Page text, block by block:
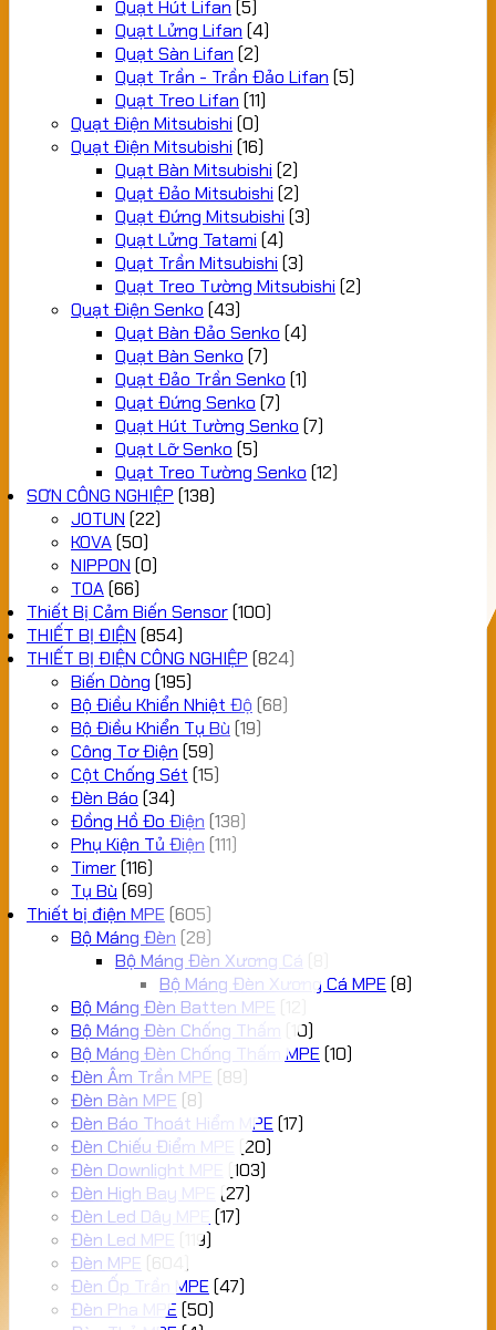
Quạt Hút Lifan (5)
Quạt Lửng Lifan (4)
Quạt Sàn Lifan (2)
Quạt Trần - Trần Đảo Lifan (5)
Quạt Treo Lifan (11)
Quạt Điện Mitsubishi (0)
Quạt Điện Mitsubishi (16)
Quạt Bàn Mitsubishi (2)
Quạt Đảo Mitsubishi (2)
Quạt Đứng Mitsubishi (3)
Quạt Lửng Tatami (4)
Quạt Trần Mitsubishi (3)
Quạt Treo Tường Mitsubishi (2)
Quạt Điện Senko (43)
Quạt Bàn Đảo Senko (4)
Quạt Bàn Senko (7)
Quạt Đảo Trần Senko (1)
Quạt Đứng Senko (7)
Quạt Hút Tường Senko (7)
Quạt Lỡ Senko (5)
Quạt Treo Tường Senko (12)
SƠN CÔNG NGHIỆP (138)
JOTUN (22)
KOVA(50)
NIPPON (0)
TOA(66)
Thiết Bị Cảm Biến Sensor(100)
THIẾT BỊ ĐIỆN (854)
THIẾT BỊ ĐIỆN CÔNG NGHIỆP (824)
Biến Dòng (195)
Bộ Điều Khiển Nhiệt Độ (68)
Bộ Điều Khiển Tụ Bù (19)
Công Tơ Điện (59)
Cột Chống Sét (15)
Đèn Báo (34)
Đồng Hồ Đo Điện (138)
Phụ Kiện Tủ Điện (111)
Timer(116)
Tụ Bù (69)
Thiết bị điện MPE (605)
Bộ Máng Đèn (28)
Bộ Máng Đèn Xương Cá
Bộ Máng Đèn Xương Cá MPE (8)
Bộ Máng Đèn Batten MPE
Bộ Máng Đèn Chống Thấm
(10)
Bộ Máng Đèn Chống Thấm MPE (10)
Đèn Âm Trần MPE (89)
Đèn Bàn MPE (8)
Đèn Báo Thoát Hiểm MPE (17)
Đèn Chiếu Điểm MPE
(20)
Đèn Downlight MPE
(103)
Đèn High Bay MPE
(27)
Đèn Led Dây MPE
(17)
Đèn Led MPE
(119)
Đèn MPE (604)
Đèn Ốp Trần MPE (47)
Đèn Pha MPE (50)